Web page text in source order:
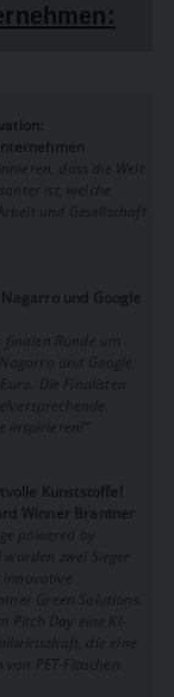
dass die Welt
ist, welche
und Gesellschaft
und Google
finalen Runde um
und Google
Die Finalisten
inspirieren!“
Kunststoffe!
Winner Brantner
powered by
zwei Sieger
Green Solutions.
Pitch Day eine KI-
die eine
PET-Flaschen